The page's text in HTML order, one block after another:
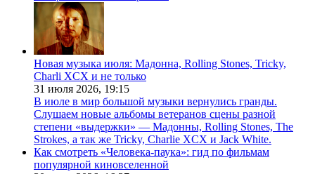
Новая музыка июля: Мадонна, Rolling Stones, Tricky,
Charli XCX и не только
31 июля 2026, 19:15
В июле в мир большой музыки вернулись гранды.
Слушаем новые альбомы ветеранов сцены разной
степени «выдержки» — Мадонны, Rolling Stones, The
Strokes, а так же Tricky, Charlie XCX и Jack White.
Как смотреть «Человека-паука»: гид по фильмам
популярной киновселенной